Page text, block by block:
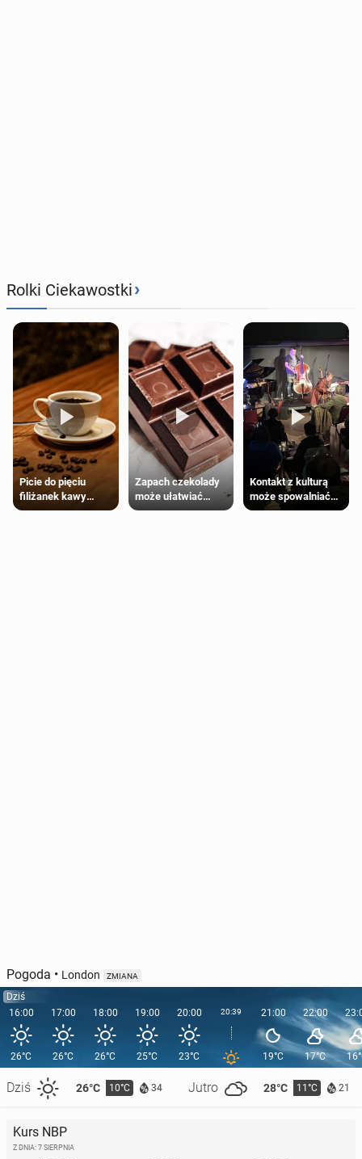
Rolki Ciekawostki›
Picie do pięciu
filiżanek kawy
dziennie jest
Zapach czekolady
może ułatwiać
trening siłowy
Kontakt z kulturą
może spowalniać
starzenie
Pogoda • London ZMIANA
Dziś
16:00
26°C
Dziś 26°C 10°C 34 Jutro 28°C 11°C 21
17:00
26°C
18:00
26°C
19:00
25°C
20:00
23°C
20:39 21:00
19°C
22:00
17°C
Kurs NBP
Z DNIA: 7 SIERPNIA